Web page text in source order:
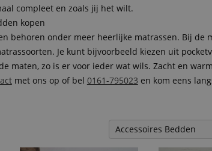
compleet en zoals jij het wilt.
kopen
behoren onder meer heerlijke matrassen. Bij de
Je kunt bijvoorbeeld kiezen uit
maten, zo is er voor ieder wat wils. Zacht en
met ons op of bel 0161-795023 en kom eens